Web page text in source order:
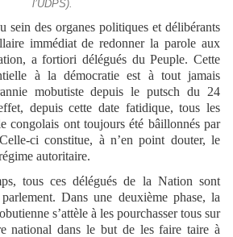
l’UDPS).
sein des organes politiques et délibérants
immédiat de redonner la parole aux
a fortiori délégués du Peuple. Cette
à la démocratie est à tout jamais
mobutiste depuis le putsch du 24
depuis cette date fatidique, tous les
congolais ont toujours été bâillonnés par
ci constitue, à n’en point douter, le
autoritaire.
tous ces délégués de la Nation sont
Dans une deuxième phase, la
s’attèle à les pourchasser tous sur
national dans le but de les faire taire à